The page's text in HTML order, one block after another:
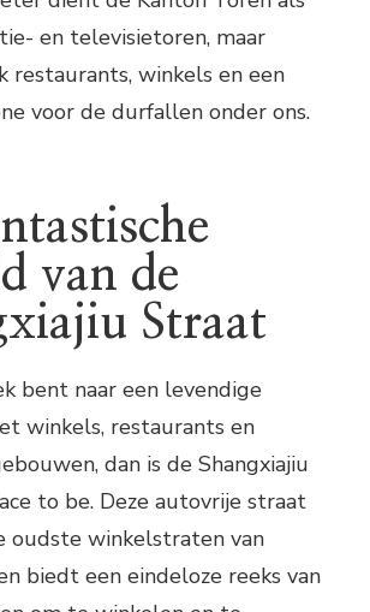
en televisietoren, maar
restaurants, winkels en een
voor de durfallen onder ons.
van de
Straat
bent naar een levendige
winkels, restaurants en
dan is de Shangxiajiu
to be. Deze autovrije straat
oudste winkelstraten van
biedt een eindeloze reeks van